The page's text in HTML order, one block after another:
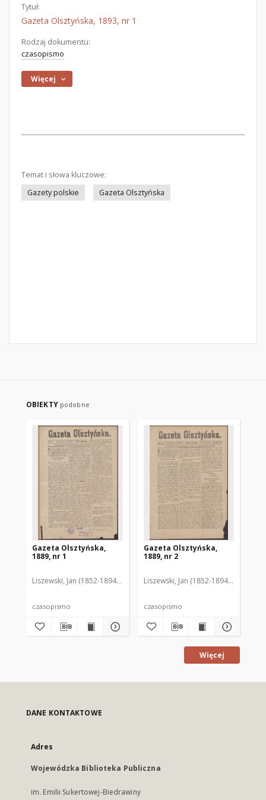
Tytuł:
Gazeta Olsztyńska, 1893, nr 1
Rodzaj dokumentu:
czasopismo
Więcej
Temat i słowa kluczowe:
Gazety polskie
Gazeta Olsztyńska
OBIEKTY podobne
Gazeta Olsztyńska,
1889, nr 1
Liszewski, Jan (1852-1894). Red.
czasopismo
Gazeta Olsztyńska,
1889, nr 2
Liszewski, Jan (1852-1894). Red.
czasopismo
Więcej
DANE KONTAKTOWE
Adres
Wojewódzka Biblioteka Publiczna
im. Emilii Sukertowej-Biedrawiny